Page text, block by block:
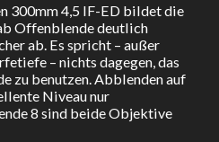
300mm 4,5 IF-ED bildet die
Offenblende deutlich
ab. Es spricht – außer
– nichts dagegen, das
zu benutzen. Abblenden auf
Niveau nur
8 sind beide Objektive